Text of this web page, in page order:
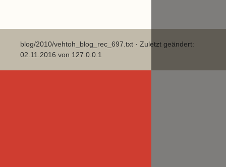
blog/2010/vehtoh_blog_rec_697.txt · Zuletzt geändert:
02.11.2016 von 127.0.0.1